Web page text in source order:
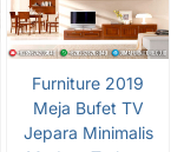
Furniture 2019
Meja Bufet TV
Jepara Minimalis